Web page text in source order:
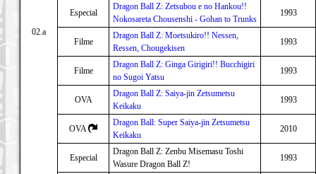
02.a
Especial
Dragon Ball Z: Zetsubou e no Hankou!!
Nokosareta Chousenshi - Gohan to Trunks
1993
Filme
Dragon Ball Z: Moetsukiro!! Nessen,
Ressen, Chougekisen
1993
Filme
Dragon Ball Z: Ginga Girigiri!! Bucchigiri
no Sugoi Yatsu
1993
OVA
Dragon Ball Z: Saiya-jin Zetsumetsu
Keikaku
1993
OVA
Dragon Ball: Super Saiya-jin Zetsumetsu
Keikaku
2010
Especial
Dragon Ball Z: Zenbu Misemasu Toshi
Wasure Dragon Ball Z!
1993